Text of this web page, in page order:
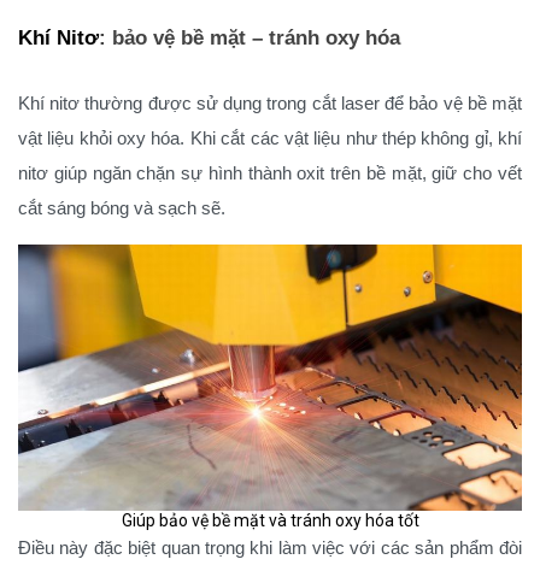
Khí Nitơ: bảo vệ bề mặt – tránh oxy hóa
Khí nitơ thường được sử dụng trong cắt laser để bảo vệ bề mặt
vật liệu khỏi oxy hóa. Khi cắt các vật liệu như thép không gỉ, khí
nitơ giúp ngăn chặn sự hình thành oxit trên bề mặt, giữ cho vết
cắt sáng bóng và sạch sẽ.
Giúp bảo vệ bề mặt và tránh oxy hóa tốt
Điều này đặc biệt quan trọng khi làm việc với các sản phẩm đòi